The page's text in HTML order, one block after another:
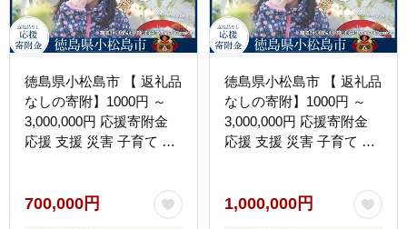
徳島県小松島市 【 返礼品
なしの寄附】1000円 ～
3,000,000円 応援寄附金
応援 支援 災害 子育て 1
付 南海トラフ 巨大 地震
700,000円
徳島県小松島市 【 返礼品
なしの寄附】1000円 ～
3,000,000円 応援寄附金
応援 支援 災害 子育て 1
付 南海トラフ 巨大 地震
1,000,000円